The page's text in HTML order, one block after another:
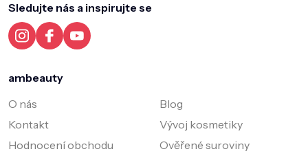
Sledujte nás a inspirujte se
ambeauty
O nás
Kontakt
Hodnocení obchodu
Blog
Vývoj kosmetiky
Ověřené suroviny